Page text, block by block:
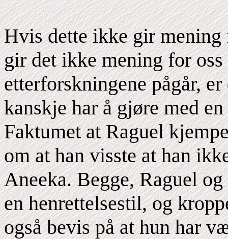
Hvis dette ikke gir mening
gir det ikke mening for
etterforskningene pågår,
kanskje har å gjøre med
Faktumet at Raguel
om at han visste at han
Aneeka. Begge, Raguel
en henrettelsestil, og
også bevis på at hun har